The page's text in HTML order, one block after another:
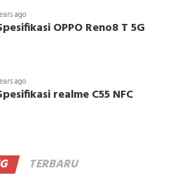
ago
OPPO Reno8 T 5G
ago
realme C55 NFC
TERBARU